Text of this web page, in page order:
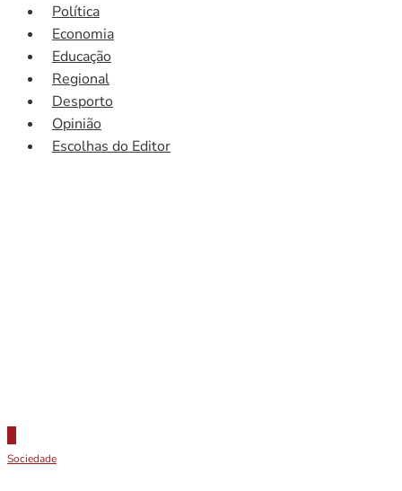
Política
Economia
Educação
Regional
Desporto
Opinião
Escolhas do Editor
Sociedade